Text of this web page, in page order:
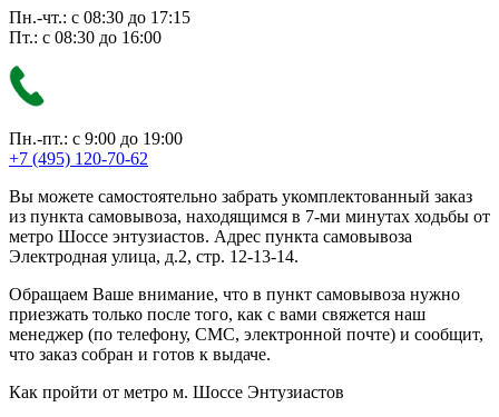
Пн.-чт.: с 08:30 до 17:15
Пт.: с 08:30 до 16:00
Пн.-пт.: с 9:00 до 19:00
+7 (495) 120-70-62
Вы можете самостоятельно забрать укомплектованный заказ
из пункта самовывоза, находящимся в 7-ми минутах ходьбы от
метро Шоссе энтузиастов. Адрес пункта самовывоза
Электродная улица, д.2, стр. 12-13-14.
Обращаем Ваше внимание, что в пункт самовывоза нужно
приезжать только после того, как с вами свяжется наш
менеджер (по телефону, СМС, электронной почте) и сообщит,
что заказ собран и готов к выдаче.
Как пройти от метро м. Шоссе Энтузиастов